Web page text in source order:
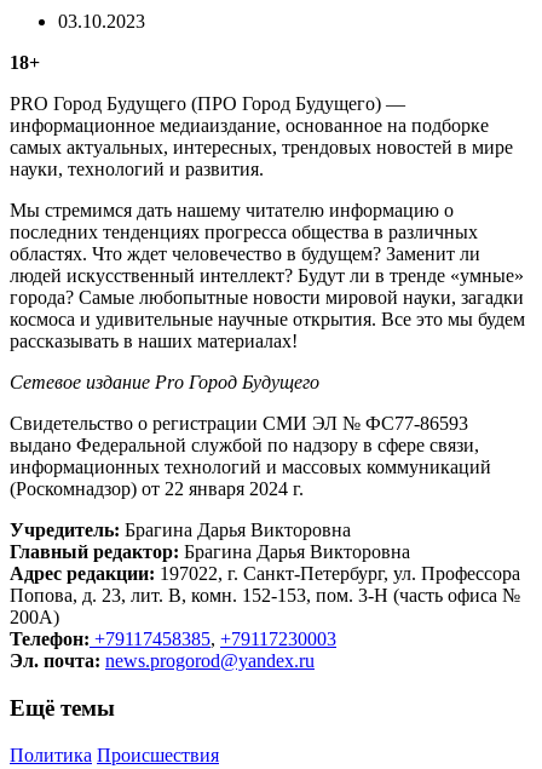
03.10.2023
18+
PRO Город Будущего (ПРО Город Будущего) —
информационное медиаиздание, основанное на подборке
самых актуальных, интересных, трендовых новостей в мире
науки, технологий и развития.
Мы стремимся дать нашему читателю информацию о
последних тенденциях прогресса общества в различных
областях. Что ждет человечество в будущем? Заменит ли
людей искусственный интеллект? Будут ли в тренде «умные»
города? Самые любопытные новости мировой науки, загадки
космоса и удивительные научные открытия. Все это мы будем
рассказывать в наших материалах!
Сетевое издание Рrо Город Будущего
Свидетельство о регистрации СМИ ЭЛ № ФС77-86593
выдано Федеральной службой по надзору в сфере связи,
информационных технологий и массовых коммуникаций
(Роскомнадзор) от 22 января 2024 г.
Учредитель: Брагина Дарья Викторовна
Главный редактор: Брагина Дарья Викторовна
Адрес редакции: 197022, г. Санкт-Петербург, ул. Профессора
Попова, д. 23, лит. В, комн. 152-153, пом. 3-Н (часть офиса №
200А)
Телефон: +79117458385, +79117230003
Эл. почта: news.progorod@yandex.ru
Ещё темы
Политика Происшествия